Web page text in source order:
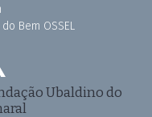
do Bem OSSEL
Ubaldino do